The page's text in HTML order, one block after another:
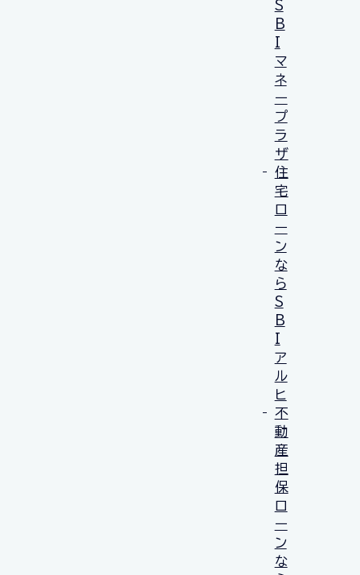
S
B
I
マ
ネ
ー
プ
ラ
ザ
住
宅
ロ
ー
ン
な
ら
S
B
I
ア
ル
ヒ
不
動
産
担
保
ロ
ー
ン
な